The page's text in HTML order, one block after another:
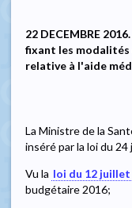
22 DECEMBRE
fixant les
relative à l'aide
La Ministre de la
inséré par la loi du
Vu la loi du 12 juillet
budgétaire 2016;